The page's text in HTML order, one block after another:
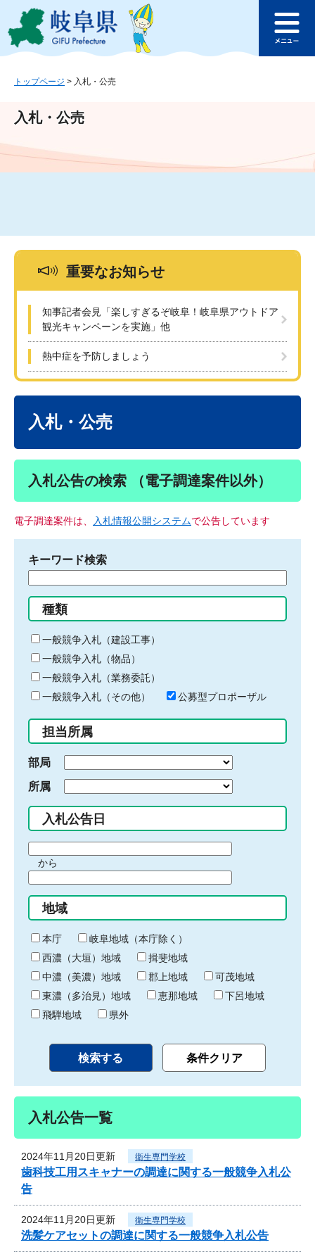
ジ
ュ
文
このページの本文へ
ュ
トップページ > 入札・公売
入札・公売
重要なお知らせ
知事記者会見「楽しすぎるぞ岐阜！岐阜県アウトドア
観光キャンペーンを実施」他
熱中症を予防しましょう
入札・公売
入札公告の検索 （電子調達案件以外）
電子調達案件は、 入札情報公開システムで公告しています
キーワード検索
る
キ
ー
ワ
ー
ド
入
力
種類
一般競争入札（建設工事）
一般競争入札（物品）
一般競争入札（業務委託）
一般競争入札（その他）
公募型プロポーザル
担当所属
部局
所属
入札公告日
間
始
り
から
間
終
わ
り
地域
本庁
岐阜地域（本庁除く）
西濃（大垣）地域
揖斐地域
中濃（美濃）地域
郡上地域
可茂地域
東濃（多治見）地域
恵那地域
下呂地域
飛騨地域
県外
入札公告一覧
2024年11月20日更新 衛生専門学校
歯科技工用スキャナーの調達に関する一般競争入札公
告
2024年11月20日更新 衛生専門学校
洗髪ケアセットの調達に関する一般競争入札公告